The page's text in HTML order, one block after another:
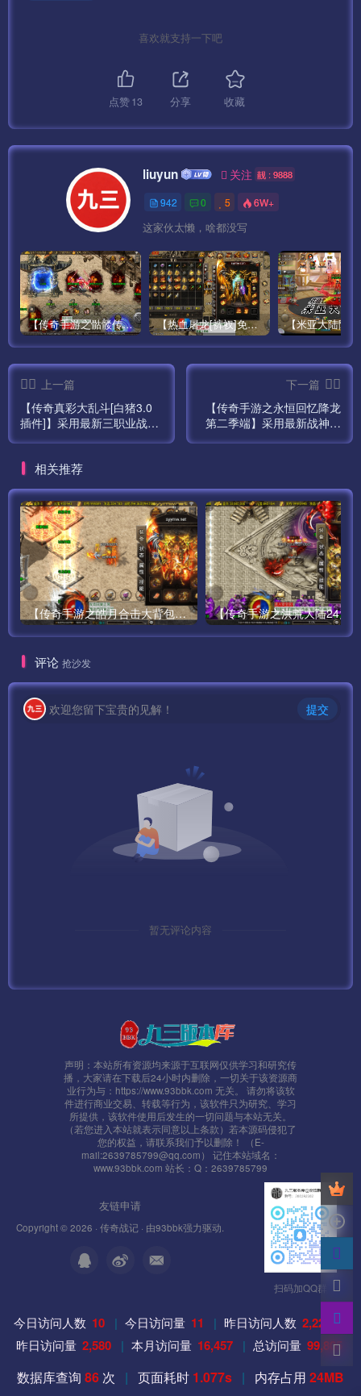
第一步:1-启动网站 （点击启动 显示两个绿灯为正常）
第二步:2-DBServer （点击START ENGINE）
第五步:5-LoginGate
第七步:7-GGService
第八步:8-M2Server
第九步:9-启动盘古
——————客户端修改
—————————————————-
安卓:\assets\res\project.manifest
IOS:Payload\mir2-iOS.app\res\project.manifest
\assets\res\mir2.zip
mir2.def.ip
mir2.scenes.sfselect.scene
测试账号：syymwcom
GM后台：
1、这里要说明下 默认方式连接数据库会出现乱码，需要把
连接字符改为 20936 GB2312
MYSQL默认密码：www.gowlom2.com
2、如果出现 获取该区补丁失效 请修改服务端：
D:\mud2.0\logincenter\ClientConfig\目录下的
config185.zip 改成 config0706.zip
3、关闭Mysql数据库：
4、如果防火墙没全部开放，需要单独打开
7100 （D:\mud2.0\GateServer\GameGate\MirGate.ini 文件
喜欢就支持一下吧
点赞13 分享 收藏
liuyun 关注 靓 : 9888
942 0 5 6W+
这家伙太懒，啥都没写
【传奇手游之骷髅传说第二季十大陆[白猪3]免授权版】经典单职业复古特色战神引擎传奇手游最新打包Win服务端源码视频架设教程-怀旧复古-经典耐玩–新版GM多功能网页授权物品后台-GM直冲网页后台-安卓苹果IOS双端版本！ 【热血屠龙[裤衩]免授权修复版】采用经典战神引擎三职业特色游戏最新打包Win服务端源码视频架设教程-GM直冲后台-新版GM多功能授权物品后台-安卓苹果IOS双端版本-传奇手游！
上一篇
【传奇真彩大乱斗[白猪3.0
插件]】采用最新三职业战神
版多功能GM网页授权物品后
果IOS双端！
下一篇
【传奇手游之永恒回忆降龙
第二季端】采用最新战神引
暴之力-降魔镇！
相关推荐
【传奇手游之皓月合击大背包-[白猪3.0]-免授权版】经典三职业复古特色战神引擎传奇手游-最新打包Win服务端源码视频架设教程-新版GM多功能网页授权物品后台-GM直冲网页后台-苹果IOS安卓双端版本！
评论 抢沙发
欢迎您留下宝贵的见解！ 提交
暂无评论内容
声明：本站所有资源均来源于互联网仅供学习和研究传
播，大家请在下载后24小时内删除，一切关于该资源商
业行为与：https://www.93bbk.com 无关。 请勿将该软
件进行商业交易、转载等行为，该软件只为研究、学习
所提供，该软件使用后发生的一切问题与本站无关。
（若您进入本站就表示同意以上条款）若本源码侵犯了
您的权益，请联系我们予以删除！ （E-
mail:2639785799@qq.com） 记住本站域名：
www.93bbk.com 站长：Q：2639785799
友链申请
Copyright © 2026 · 传奇战记 · 由93bbk强力驱动.
扫码加QQ群
今日访问人数 10 | 今日访问量 11 | 昨日访问人数 2,225
昨日访问量 2,580 | 本月访问量 16,457 | 总访问量 99,805
数据库查询 86 次 | 页面耗时 1.077s | 内存占用 24MB